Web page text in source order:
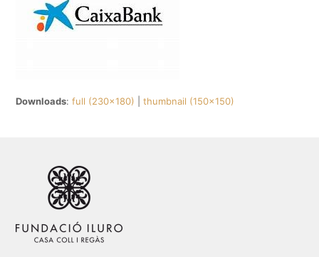
Downloads:full (230x180) |thumbnail (150x150)